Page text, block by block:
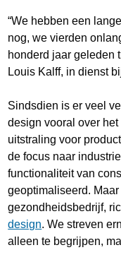
“We hebben een
nog, we vierden
honderd jaar geleden
Louis Kalff, in dienst
Sindsdien is er veel
design vooral over
uitstraling voor
de focus naar
functionaliteit van
geoptimaliseerd.
gezondheidsbedrijf,
design. We streven
alleen te begrijpen,